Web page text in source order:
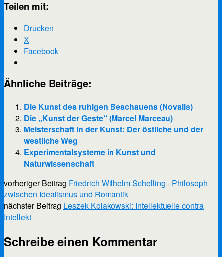
Teilen mit:
Drucken
X
Facebook
Ähnliche Beiträge:
Die Kunst des ruhigen Beschauens (Novalis)
Die „Kunst der Geste“ (Marcel Marceau)
Meisterschaft in der Kunst: Der östliche und der
westliche Weg
Experimentalsysteme in Kunst und
Naturwissenschaft
vorheriger Beitrag Friedrich Wilhelm Schelling - Philosoph
zwischen Idealismus und Romantik
nächster Beitrag Leszek Kolakowski: Intellektuelle contra
Intellekt
Schreibe einen Kommentar